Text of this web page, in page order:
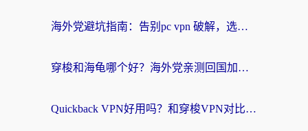
海外党避坑指南：告别pc vpn 破解，选对回国加速器轻松访问国内资源
穿梭和海龟哪个好？海外党亲测回国加速器，附电脑免费VPN推荐
Quickback VPN好用吗？和穿梭VPN对比哪个回国效果更好？海外党必看的真实测评与选择指南